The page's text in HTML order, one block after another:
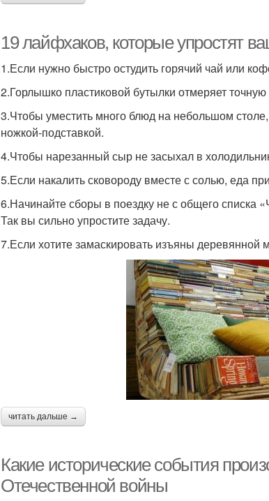
19 лайфхаков, которые упростят
1.Если нужно быстро остудить горячий чай или
2.Горлышко пластиковой бутылки отмеряет
3.Чтобы уместить много блюд на небольшом
ножкой-подставкой.
4.Чтобы нарезанный сыр не засыхал в
5.Если накалить сковороду вместе с солью, еда
6.Начинайте сборы в поездку не с общего списка
Так вы сильно упростите задачу.
7.Если хотите замаскировать изъяны
читать дальше →
Какие исторические события
Отечественной войны